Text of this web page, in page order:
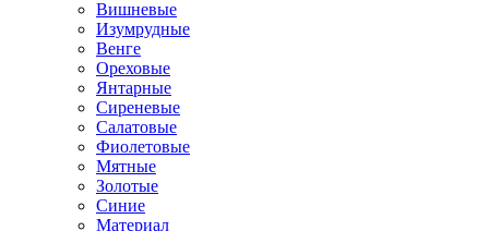
Вишневые
Изумрудные
Венге
Ореховые
Янтарные
Сиреневые
Салатовые
Фиолетовые
Мятные
Золотые
Синие
Материал